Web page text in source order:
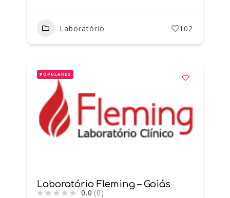
Laboratório 102
POPULARES
Laboratório Fleming – Goiás
0.0 (0)